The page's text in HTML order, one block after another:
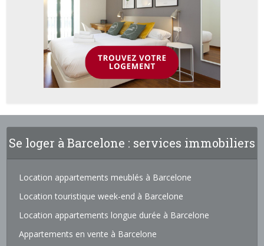
Se loger à Barcelone : services immobiliers
Location appartements meublés à Barcelone
Location touristique week-end à Barcelone
Location appartements longue durée à Barcelone
Appartements en vente à Barcelone